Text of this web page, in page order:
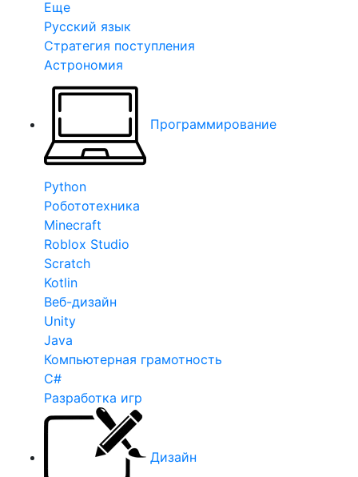
Еще
Русский язык
Стратегия поступления
Астрономия
Программирование
Python
Робототехника
Minecraft
Roblox Studio
Scratch
Kotlin
Веб-дизайн
Unity
Java
Компьютерная грамотность
C#
Разработка игр
Дизайн